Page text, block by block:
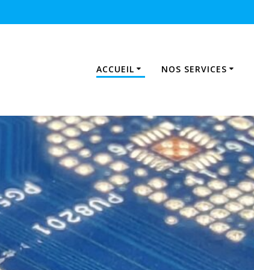
ACCUEIL NOS SERVICES